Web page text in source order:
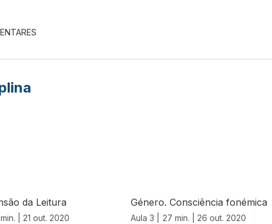
da Leitura
| 21 out. 2020
Género. Consciência fonémica
Aula 3 | 27 min. | 26 out. 2020